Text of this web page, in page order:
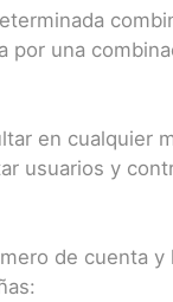
una
en cualquier
usuarios y
de cuenta